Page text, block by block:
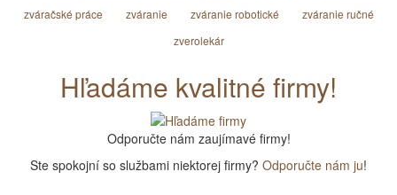
zváračské práce
zváranie zváranie robotické
zváranie ručné
zverolekár
Hľadáme kvalitné firmy!
Odporučte nám zaujímavé firmy!
Ste spokojní so službami niektorej firmy? Odporučte nám ju!